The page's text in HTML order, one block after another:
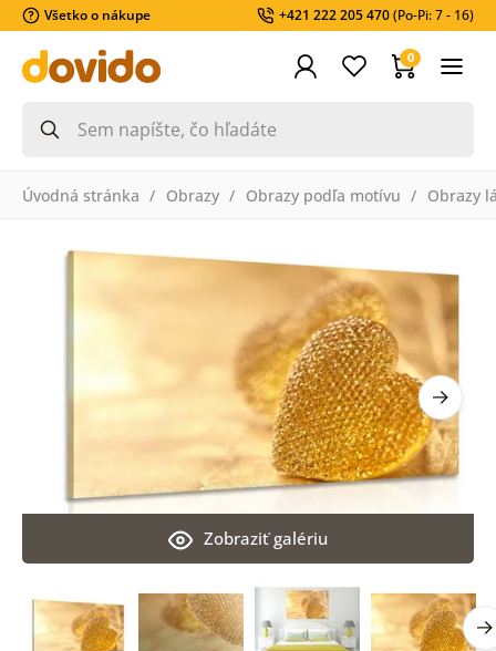
Všetko o nákupe +421 222 205 470(Po-Pi: 7 - 16)
0
Úvodná stránka Obrazy Obrazy podľa motívu Obrazy
Zobraziť galériu